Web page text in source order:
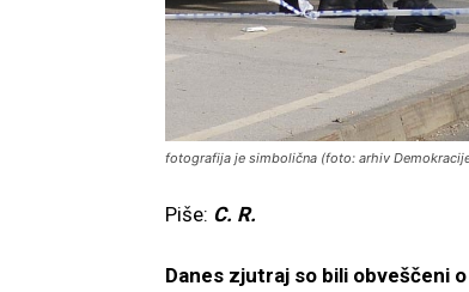
fotografija je simbolična (foto: arhiv
Piše: C. R.
Danes zjutraj so bili obveščeni